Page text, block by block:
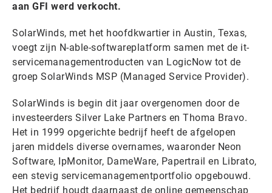
aan GFI werd verkocht.
SolarWinds, met het hoofdkwartier in Austin, Texas,
voegt zijn N-able-softwareplatform samen met de it-
servicemanagementroducten van LogicNow tot de
groep SolarWinds MSP (Managed Service Provider).
SolarWinds is begin dit jaar overgenomen door de
investeerders Silver Lake Partners en Thoma Bravo.
Het in 1999 opgerichte bedrijf heeft de afgelopen
jaren middels diverse overnames, waaronder Neon
Software, IpMonitor, DameWare, Papertrail en Librato,
een stevig servicemanagementportfolio opgebouwd.
Het bedrijf houdt daarnaast de online gemeenschap